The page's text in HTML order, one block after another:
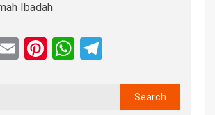
Ibadah
EmailPinterest
WhatsApp